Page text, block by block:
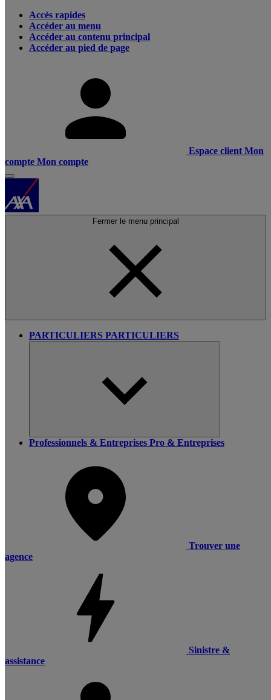
Accès rapides
Accéder au menu
Accéder au contenu principal
Accéder au pied de page
Espace client Mon
compte Mon compte
Fermer le menu principal
PARTICULIERS PARTICULIERS
Professionnels & Entreprises Pro & Entreprises
Trouver une
agence
Sinistre &
assistance